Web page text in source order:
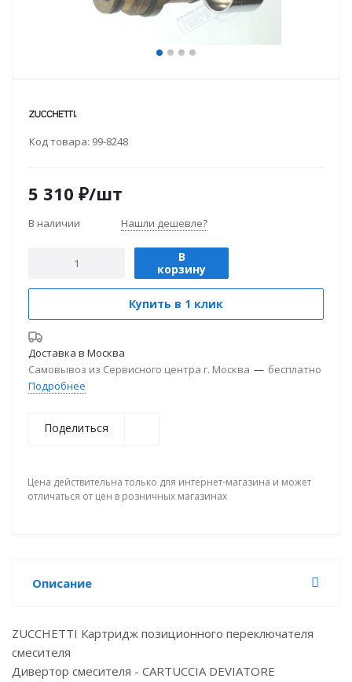
Код товара: 99-8248
5 310 ₽/шт
В наличии Нашли дешевле?
В
корзину
Купить в 1 клик
Доставка в Москва
Самовывоз из Сервисного центра г. Москва — бесплатно
Подробнее
Поделиться
Цена действительна только для интернет-магазина и может
отличаться от цен в розничных магазинах
Описание
ZUCCHETTI Картридж позиционного переключателя
смесителя
Дивертор смесителя - CARTUCCIA DEVIATORE